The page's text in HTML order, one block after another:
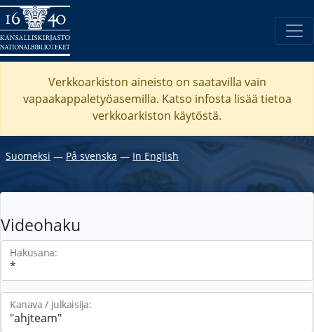
Verkkoarkiston aineisto on saatavilla vain
vapaakappaletyöasemilla. Katso infosta lisää tietoa
verkkoarkiston käytöstä.
Suomeksi ― På svenska ― In English
Videohaku
Hakusana:
Kanava / julkaisija: